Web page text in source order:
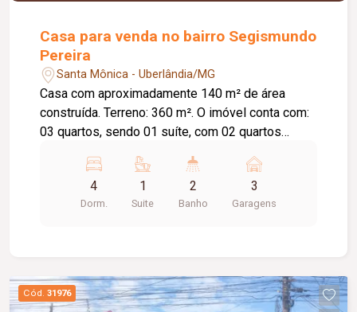
Casa para venda no bairro Segismundo
Pereira
Santa Mônica - Uberlândia/MG
Casa com aproximadamente 140 m² de área
construída. Terreno: 360 m². O imóvel conta com:
03 quartos, sendo 01 suíte, com 02 quartos
ambientes; Hall de circulação; Banheiro da suíte
com box; Banheiro social com box e espelho;
Cozinha com armário sob a pia; Área de serviço
externa com ducha; Pomar; Churrasqueira; Piso
em cerâmica.
4
Dorm.
1
Suite
2
Banho
3
Garagens
Cód. 31976